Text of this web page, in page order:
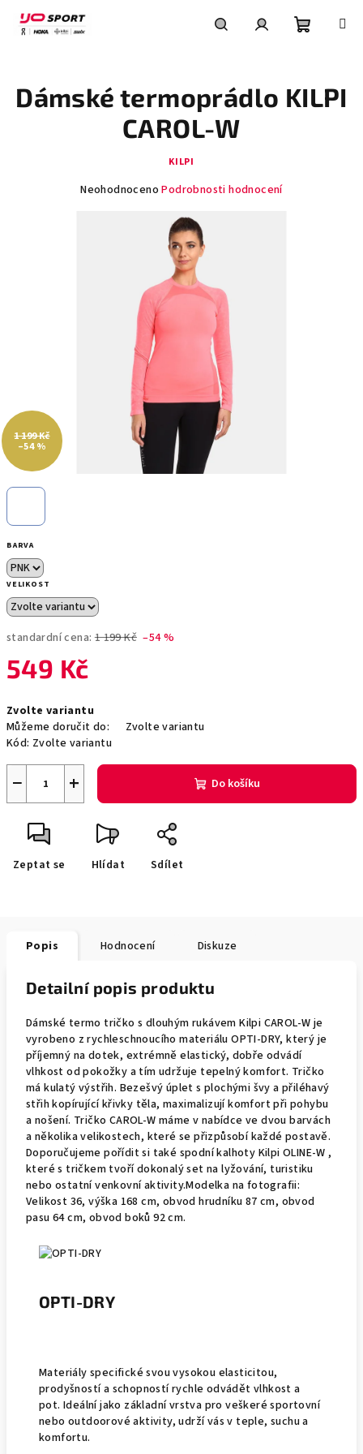
obsah
košík
BARVA
VELIKOST
standardní cena: 1 199 Kč –54 %
549 Kč
cena:
Zvolte variantu
Můžeme doručit do:
Zvolte variantu
Kód: Zvolte variantu
+
− Do košíku
Zeptat se Hlídat Sdílet
Dámské termoprádlo KILPI
CAROL-W
KILPI
Průměrné
Neohodnoceno Podrobnosti hodnocení
1 199 Kč
–54 %
Popis Hodnocení Diskuze
Detailní popis produktu
Dámské termo tričko s dlouhým rukávem Kilpi CAROL-W je
vyrobeno z rychleschnoucího materiálu OPTI-DRY, který je
příjemný na dotek, extrémně elastický, dobře odvádí
vlhkost od pokožky a tím udržuje tepelný komfort. Tričko
má kulatý výstřih. Bezešvý úplet s plochými švy a přiléhavý
střih kopírující křivky těla, maximalizují komfort při pohybu
a nošení. Tričko CAROL-W máme v nabídce ve dvou barvách
a několika velikostech, které se přizpůsobí každé postavě.
Doporučujeme pořídit si také spodní kalhoty Kilpi OLINE-W ,
které s tričkem tvoří dokonalý set na lyžování, turistiku
nebo ostatní venkovní aktivity.Modelka na fotografii:
Velikost 36, výška 168 cm, obvod hrudníku 87 cm, obvod
pasu 64 cm, obvod boků 92 cm.
OPTI-DRY
Materiály specifické svou vysokou elasticitou,
prodyšností a schopností rychle odvádět vlhkost a
pot. Ideální jako základní vrstva pro veškeré sportovní
nebo outdoorové aktivity, udrží vás v teple, suchu a
komfortu.